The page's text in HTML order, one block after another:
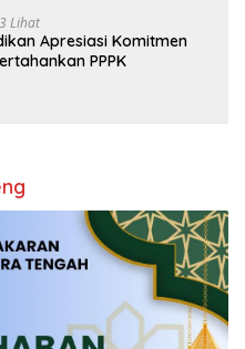
Lihat
Apresiasi Komitmen
PPPK